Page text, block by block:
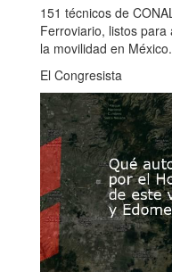
151 técnicos de
Ferroviario, listos
la movilidad en México.
El Congresista